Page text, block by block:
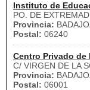
Instituto de
PO. DE
Provincia:
Postal: 06240
Centro Privado de
C/ VIRGEN DE LA
Provincia:
Postal: 06001